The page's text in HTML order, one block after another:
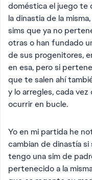
doméstica el juego te
la dinastia de la
sims que ya no
otras o han fundado
de sus progenitores,
en esa, pero si
que te salen ahí
y lo arregles, cada
ocurrir en bucle.
Yo en mi partida he
cambian de dinastía
tengo una sim de
pertenecido a la